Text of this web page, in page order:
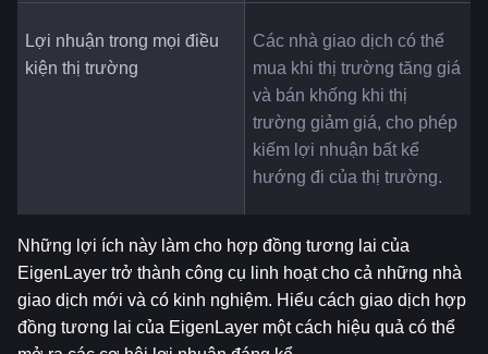
Lợi nhuận trong mọi điều
kiện thị trường
Các nhà giao dịch có thể
mua khi thị trường tăng giá
và bán khống khi thị
trường giảm giá, cho phép
kiếm lợi nhuận bất kể
hướng đi của thị trường.
Những lợi ích này làm cho hợp đồng tương lai của
EigenLayer trở thành công cụ linh hoạt cho cả những nhà
giao dịch mới và có kinh nghiệm. Hiểu cách giao dịch hợp
đồng tương lai của EigenLayer một cách hiệu quả có thể